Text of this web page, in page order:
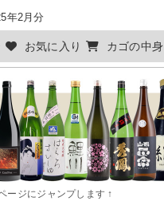
年2月分
お気に入り カゴの中身
ージにジャンプします ↑